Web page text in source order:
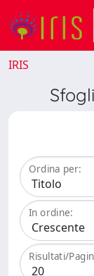
IRIS
Ordina per:
In ordine:
Risultati/